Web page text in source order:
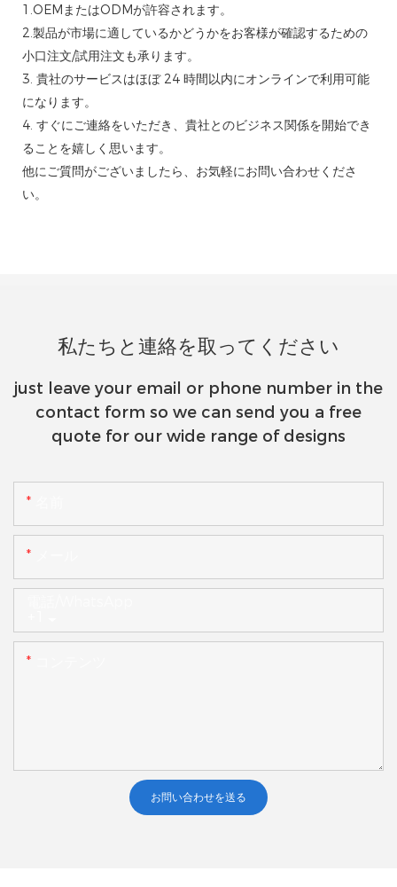
1.OEMまたはODMが許容されます。
2.製品が市場に適しているかどうかをお客様が確認するための
小口注文/試用注文も承ります。
3. 貴社のサービスはほぼ 24 時間以内にオンラインで利用可能
になります。
4. すぐにご連絡をいただき、貴社とのビジネス関係を開始でき
ることを嬉しく思います。
他にご質問がございましたら、お気軽にお問い合わせくださ
い。
私たちと連絡を取ってください
just leave your email or phone number in the
contact form so we can send you a free
quote for our wide range of designs
お問い合わせを送る